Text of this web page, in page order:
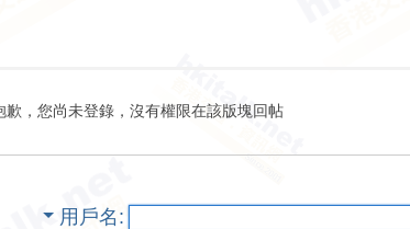
歉，您尚未登錄，沒有權限在該版塊回帖
用戶名